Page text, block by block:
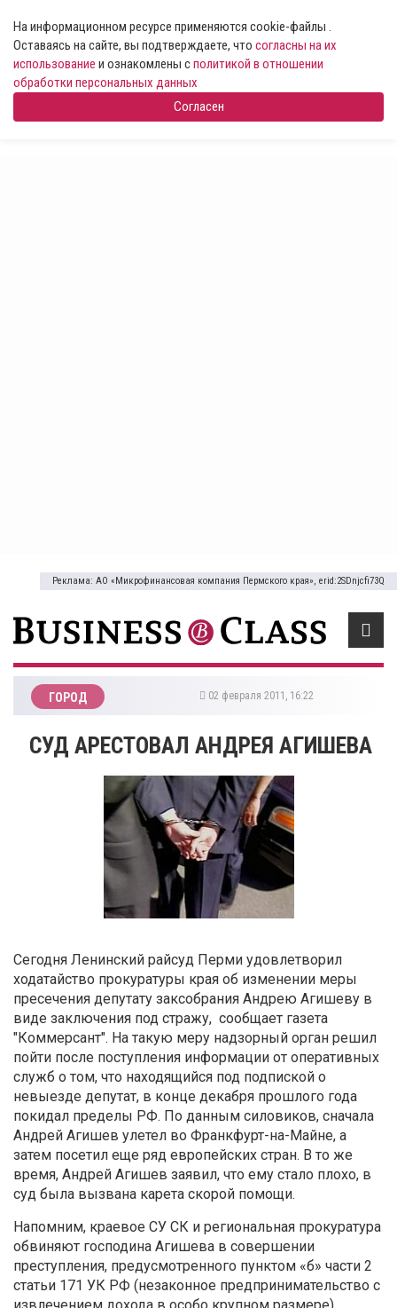
На информационном ресурсе применяются cookie-файлы .
Оставаясь на сайте, вы подтверждаете, что согласны на их
использование и ознакомлены сполитикой в отношении
обработки персональных данных
Согласен
Реклама: АО «Микрофинансовая компания Пермского края», erid:2SDnjcfi73Q
ГОРОД 02 февраля 2011, 16:22
СУД АРЕСТОВАЛ АНДРЕЯ АГИШЕВА
Сегодня Ленинский райсуд Перми удовлетворил
ходатайство прокуратуры края об изменении меры
пресечения депутату заксобрания Андрею Агишеву в
виде заключения под стражу, сообщает газета
"Коммерсант". На такую меру надзорный орган решил
пойти после поступления информации от оперативных
служб о том, что находящийся под подпиской о
невыезде депутат, в конце декабря прошлого года
покидал пределы РФ. По данным силовиков, сначала
Андрей Агишев улетел во Франкфурт-на-Майне, а
затем посетил еще ряд европейских стран. В то же
время, Андрей Агишев заявил, что ему стало плохо, в
суд была вызвана карета скорой помощи.
Напомним, краевое СУ СК и региональная прокуратура
обвиняют господина Агишева в совершении
преступления, предусмотренного пунктом «б» части 2
статьи 171 УК РФ (незаконное предпринимательство с
извлечением дохода в особо крупном размере).